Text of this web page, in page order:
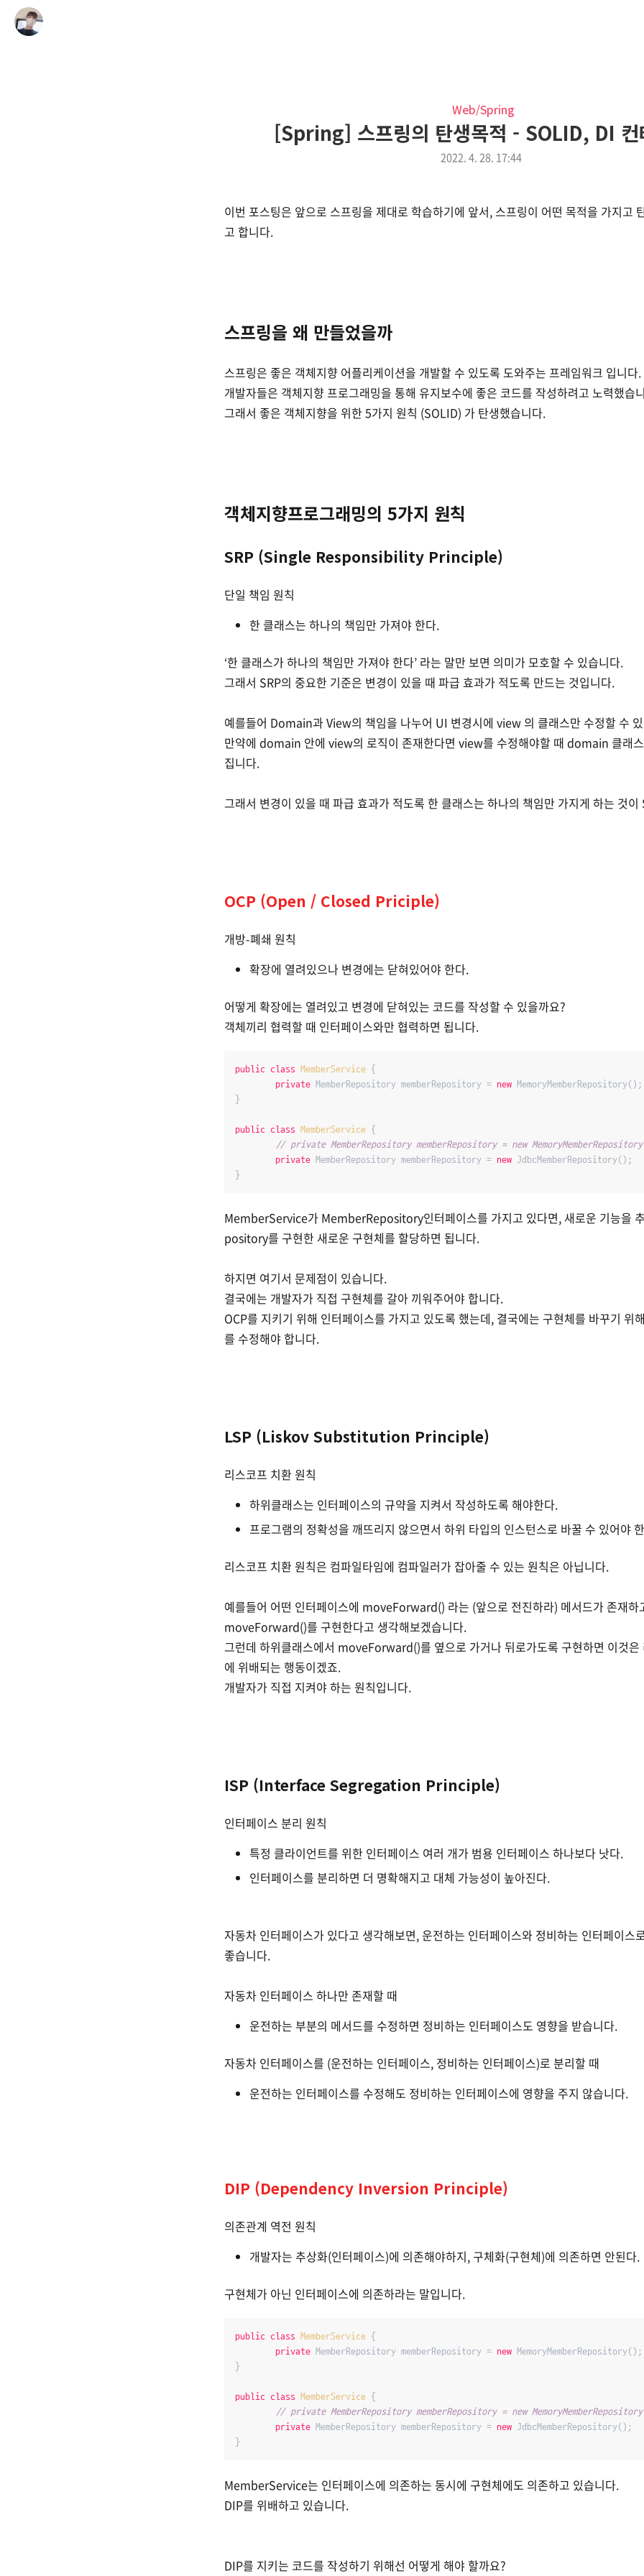
Web/Spring
[Spring] 스프링의 탄생목적 - SOLID, DI 컨
2022. 4. 28. 17:44
이번 포스팅은 앞으로 스프링을 제대로 학습하기에 앞서, 스프링이 어떤 목적을 가지고
고 합니다.
스프링을 왜 만들었을까
스프링은 좋은 객체지향 어플리케이션을 개발할 수 있도록 도와주는 프레임워크 입니다.
개발자들은 객체지향 프로그래밍을 통해 유지보수에 좋은 코드를 작성하려고 노력했습
그래서 좋은 객체지향을 위한 5가지 원칙 (SOLID) 가 탄생했습니다.
객체지향프로그래밍의 5가지 원칙
SRP (Single Responsibility Principle)
단일 책임 원칙
한 클래스는 하나의 책임만 가져야 한다.
‘한 클래스가 하나의 책임만 가져야 한다’ 라는 말만 보면 의미가 모호할 수 있습니다.
그래서 SRP의 중요한 기준은 변경이 있을 때 파급 효과가 적도록 만드는 것입니다.
예를들어 Domain과 View의 책임을 나누어 UI 변경시에 view 의 클래스만 수정할 수
만약에 domain 안에 view의 로직이 존재한다면 view를 수정해야할 때 domain 클래
집니다.
그래서 변경이 있을 때 파급 효과가 적도록 한 클래스는 하나의 책임만 가지게 하는 것이
OCP (Open / Closed Priciple)
개방-폐쇄 원칙
확장에 열려있으나 변경에는 닫혀있어야 한다.
어떻게 확장에는 열려있고 변경에 닫혀있는 코드를 작성할 수 있을까요?
객체끼리 협력할 때 인터페이스와만 협력하면 됩니다.
public class MemberService {
private MemberRepository memberRepository = new MemoryMemberRepository();
}
public class MemberService {
// private MemberRepository memberRepository = new
private MemberRepository memberRepository = new JdbcMemberRepository();
MemberService가 MemberRepository인터페이스를 가지고 있다면, 새로운 기능을
pository를 구현한 새로운 구현체를 할당하면 됩니다.
하지면 여기서 문제점이 있습니다.
결국에는 개발자가 직접 구현체를 갈아 끼워주어야 합니다.
OCP를 지키기 위해 인터페이스를 가지고 있도록 했는데, 결국에는 구현체를 바꾸기 위
를 수정해야 합니다.
LSP (Liskov Substitution Principle)
리스코프 치환 원칙
하위클래스는 인터페이스의 규약을 지켜서 작성하도록 해야한다.
프로그램의 정확성을 깨뜨리지 않으면서 하위 타입의 인스턴스로 바꿀 수 있어야
리스코프 치환 원칙은 컴파일타임에 컴파일러가 잡아줄 수 있는 원칙은 아닙니다.
예를들어 어떤 인터페이스에 moveForward() 라는 (앞으로 전진하라) 메서드가 존재하
moveForward()를 구현한다고 생각해보겠습니다.
그런데 하위클래스에서 moveForward()를 옆으로 가거나 뒤로가도록 구현하면 이것은
에 위배되는 행동이겠죠.
개발자가 직접 지켜야 하는 원칙입니다.
ISP (Interface Segregation Principle)
인터페이스 분리 원칙
특정 클라이언트를 위한 인터페이스 여러 개가 범용 인터페이스 하나보다 낫다.
인터페이스를 분리하면 더 명확해지고 대체 가능성이 높아진다.
자동차 인터페이스가 있다고 생각해보면, 운전하는 인터페이스와 정비하는 인터페이스
좋습니다.
자동차 인터페이스 하나만 존재할 때
운전하는 부분의 메서드를 수정하면 정비하는 인터페이스도 영향을 받습니다.
자동차 인터페이스를 (운전하는 인터페이스, 정비하는 인터페이스)로 분리할 때
운전하는 인터페이스를 수정해도 정비하는 인터페이스에 영향을 주지 않습니다.
DIP (Dependency Inversion Principle)
의존관계 역전 원칙
개발자는 추상화(인터페이스)에 의존해야하지, 구체화(구현체)에 의존하면 안된다.
구현체가 아닌 인터페이스에 의존하라는 말입니다.
public class MemberService {
private MemberRepository memberRepository = new MemoryMemberRepository();
}
public class MemberService {
// private MemberRepository memberRepository = new
private MemberRepository memberRepository = new JdbcMemberRepository();
MemberService는 인터페이스에 의존하는 동시에 구현체에도 의존하고 있습니다.
DIP를 위배하고 있습니다.
DIP를 지키는 코드를 작성하기 위해선 어떻게 해야 할까요?